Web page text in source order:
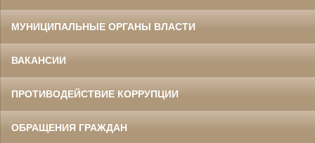
МУНИЦИПАЛЬНЫЕ ОРГАНЫ ВЛАСТИ
ВАКАНСИИ
ПРОТИВОДЕЙСТВИЕ КОРРУПЦИИ
ОБРАЩЕНИЯ ГРАЖДАН